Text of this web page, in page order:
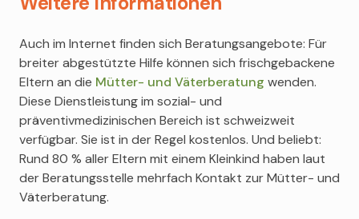
Auch im Internet finden sich Beratungsangebote: Für
breiter abgestützte Hilfe können sich frischgebackene
Eltern an die Mütter- und Väterberatung wenden.
Diese Dienstleistung im sozial- und
präventivmedizinischen Bereich ist schweizweit
verfügbar. Sie ist in der Regel kostenlos. Und beliebt:
Rund 80 % aller Eltern mit einem Kleinkind haben laut
der Beratungsstelle mehrfach Kontakt zur Mütter- und
Väterberatung.